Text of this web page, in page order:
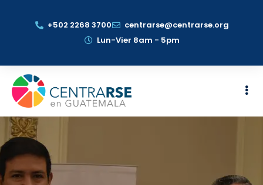
+502 2268 3700
centrarse@centrarse.org
Lun-Vier 8am - 5pm